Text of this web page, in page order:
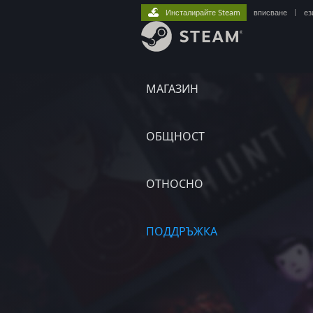
МАГАЗИН
ОБЩНОСТ
ОТНОСНО
ПОДДРЪЖКА
Инсталирайте Steam вписване